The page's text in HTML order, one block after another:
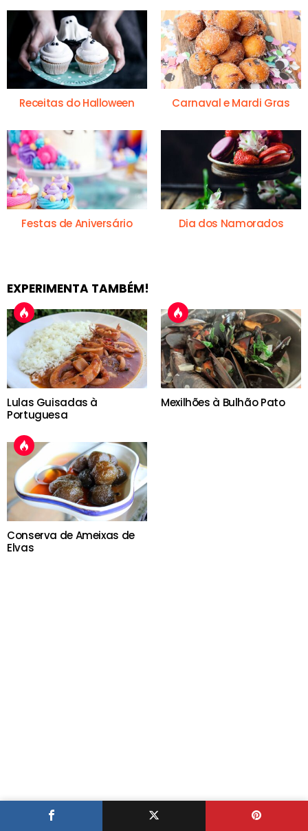
Receitas do Halloween Carnaval e Mardi Gras
Festas de Aniversário Dia dos Namorados
EXPERIMENTA TAMBÉM!
Lulas Guisadas à
Portuguesa
Mexilhões à Bulhão Pato
Conserva de Ameixas de
Elvas